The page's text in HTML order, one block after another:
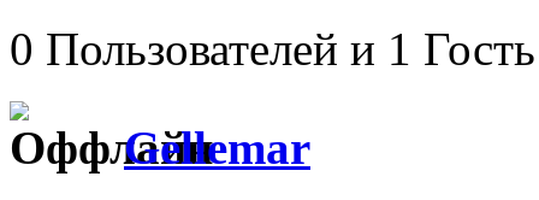
0 Пользователей и 1
Gellemar